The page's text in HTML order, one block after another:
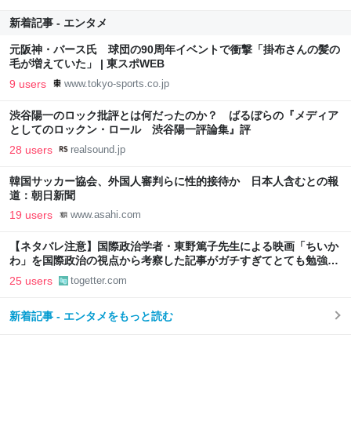
新着記事 - エンタメ
元阪神・バース氏 球団の90周年イベントで衝撃「掛布さんの髪の
毛が増えていた」 | 東スポWEB
9 users www.tokyo-sports.co.jp
渋谷陽一のロック批評とは何だったのか？ ばるぼらの『メディア
としてのロックン・ロール 渋谷陽一評論集』評
28 users realsound.jp
韓国サッカー協会、外国人審判らに性的接待か 日本人含むとの報
道：朝日新聞
19 users www.asahi.com
【ネタバレ注意】国際政治学者・東野篤子先生による映画「ちいか
わ」を国際政治の視点から考察した記事がガチすぎてとても勉強に
なる
25 users togetter.com
新着記事 - エンタメをもっと読む